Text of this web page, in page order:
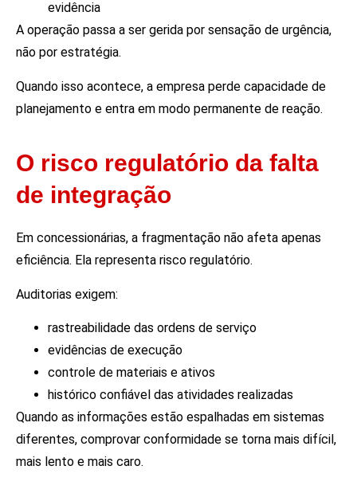
evidência
A operação passa a ser gerida por sensação de urgência,
não por estratégia.
Quando isso acontece, a empresa perde capacidade de
planejamento e entra em modo permanente de reação.
O risco regulatório da falta
de integração
Em concessionárias, a fragmentação não afeta apenas
eficiência. Ela representa risco regulatório.
Auditorias exigem:
rastreabilidade das ordens de serviço
evidências de execução
controle de materiais e ativos
histórico confiável das atividades realizadas
Quando as informações estão espalhadas em sistemas
diferentes, comprovar conformidade se torna mais difícil,
mais lento e mais caro.